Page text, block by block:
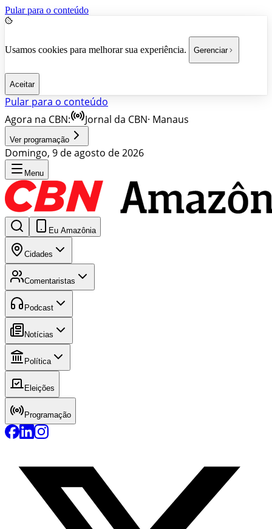
Pular para o conteúdo
Usamos cookies para melhorar sua experiência. Gerenciar
Aceitar
Pular para o conteúdo
Agora na CBN:
Jornal da CBN· Manaus
Ver programação
Domingo, 9 de agosto de 2026
Menu
Eu Amazônia
Cidades
Comentaristas
Podcast
Notícias
Política
Eleições
Programação